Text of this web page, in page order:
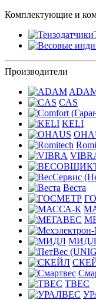
Комплектующие и
Производители
CAS
KELI
Веста
МИДЛ
ТВЕС